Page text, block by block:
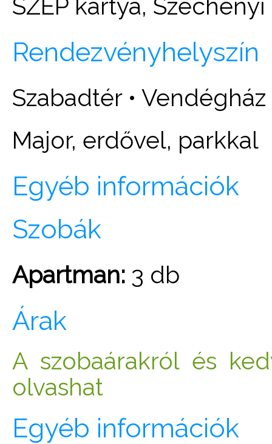
SZÉP kártya,
Rendezvényhelyszín
Szabadtér •
Major, erdővel, parkkal
Egyéb információk
Szobák
Apartman: 3 db
Árak
A szobaárakról és
olvashat
Egyéb információk